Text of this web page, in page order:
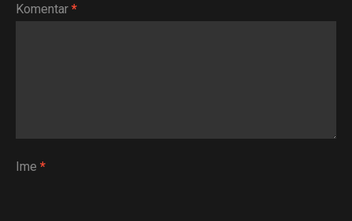
Komentar *
Ime *